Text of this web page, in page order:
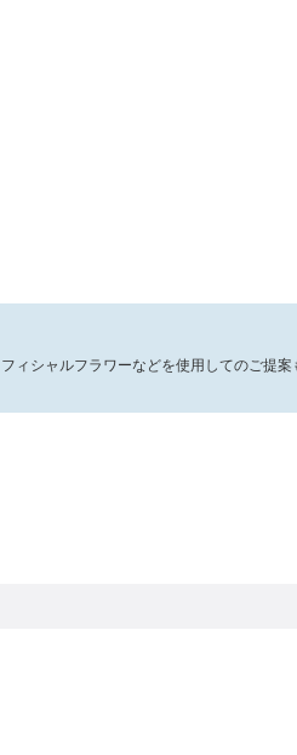
シャルフラワーなどを使用してのご提案